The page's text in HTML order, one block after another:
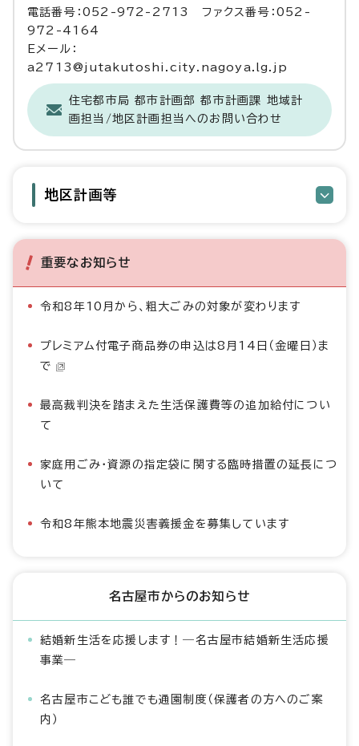
電話番号：052-972-2713 ファクス番号：052-
972-4164
Eメール：
a2713@jutakutoshi.city.nagoya.lg.jp
住宅都市局 都市計画部 都市計画課 地域計
画担当/地区計画担当へのお問い合わせ
地区計画等
重要なお知らせ
令和8年10月から、粗大ごみの対象が変わります
プレミアム付電子商品券の申込は8月14日（金曜日）ま
で
最高裁判決を踏まえた生活保護費等の追加給付につい
て
家庭用ごみ・資源の指定袋に関する臨時措置の延長につ
いて
令和8年熊本地震災害義援金を募集しています
名古屋市からのお知らせ
結婚新生活を応援します！―名古屋市結婚新生活応援
事業―
名古屋市こども誰でも通園制度（保護者の方へのご案
内）